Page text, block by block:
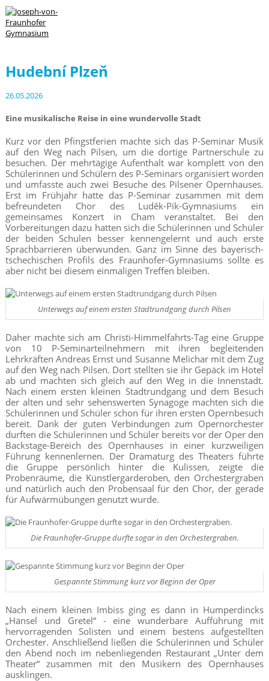
Hudební Plzeň
26.05.2026
Eine musikalische Reise in eine wundervolle Stadt
Kurz vor den Pfingstferien machte sich das P-Seminar Musik
auf den Weg nach Pilsen, um die dortige Partnerschule zu
besuchen. Der mehrtägige Aufenthalt war komplett von den
Schülerinnen und Schülern des P-Seminars organisiert worden
und umfasste auch zwei Besuche des Pilsener Opernhauses.
Erst im Frühjahr hatte das P-Seminar zusammen mit dem
befreundeten Chor des Luděk-Pik-Gymnasiums ein
gemeinsames Konzert in Cham veranstaltet. Bei den
Vorbereitungen dazu hatten sich die Schülerinnen und Schüler
der beiden Schulen besser kennengelernt und auch erste
Sprachbarrieren überwunden. Ganz im Sinne des bayerisch-
tschechischen Profils des Fraunhofer-Gymnasiums sollte es
aber nicht bei diesem einmaligen Treffen bleiben.
Unterwegs auf einem ersten Stadtrundgang durch Pilsen
Daher machte sich am Christi-Himmelfahrts-Tag eine Gruppe
von 10 P-Seminarteilnehmern mit ihren begleitenden
Lehrkräften Andreas Ernst und Susanne Melichar mit dem Zug
auf den Weg nach Pilsen. Dort stellten sie ihr Gepäck im Hotel
ab und machten sich gleich auf den Weg in die Innenstadt.
Nach einem ersten kleinen Stadtrundgang und dem Besuch
der alten und sehr sehenswerten Synagoge machten sich die
Schülerinnen und Schüler schon für ihren ersten Opernbesuch
bereit. Dank der guten Verbindungen zum Opernorchester
durften die Schülerinnen und Schüler bereits vor der Oper den
Backstage-Bereich des Opernhauses in einer kurzweiligen
Führung kennenlernen. Der Dramaturg des Theaters führte
die Gruppe persönlich hinter die Kulissen, zeigte die
Probenräume, die Künstlergarderoben, den Orchestergraben
und natürlich auch den Probensaal für den Chor, der gerade
für Aufwärmübungen genutzt wurde.
Die Fraunhofer-Gruppe durfte sogar in den Orchestergraben.
Gespannte Stimmung kurz vor Beginn der Oper
Nach einem kleinen Imbiss ging es dann in Humperdincks
„Hänsel und Gretel“ - eine wunderbare Aufführung mit
hervorragenden Solisten und einem bestens aufgestellten
Orchester. Anschließend ließen die Schülerinnen und Schüler
den Abend noch im nebenliegenden Restaurant „Unter dem
Theater“ zusammen mit den Musikern des Opernhauses
ausklingen.